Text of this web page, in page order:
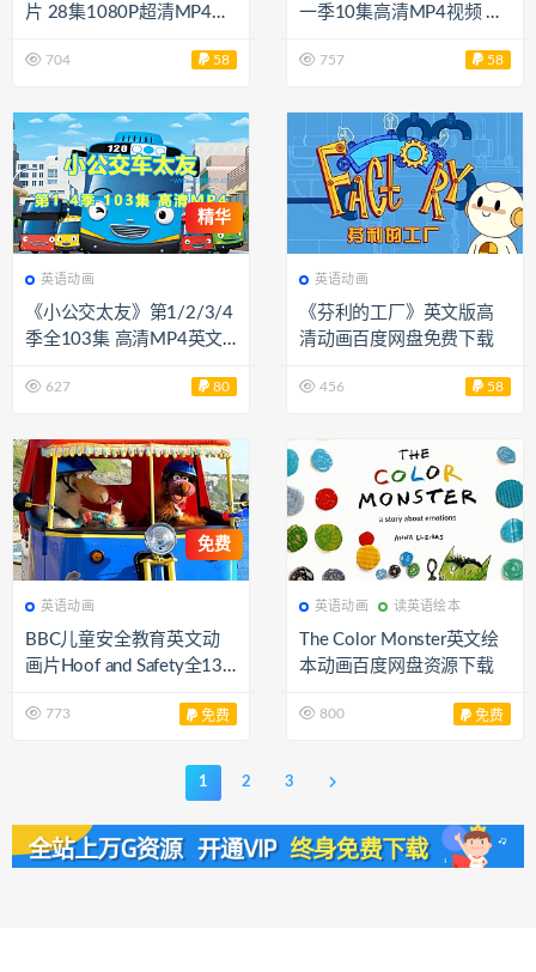
片 28集1080P超清MP4视
704 58
一季10集高清MP4视频 百
757 58
精华
英语动画
《小公交太友》第1/2/3/4
季全103集 高清MP4英文
67 627 80
英语动画
《芬利的工厂》英文版高
清动画百度网盘免费下载
456 58
免费
英语动画
BBC儿童安全教育英文动
画片Hoof and Safety全13
度网盘下载 EA3138
773 免费
英语动画 读英语绘本
The Color Monster英文绘
本动画百度网盘资源下载
800 免费
1 2 3